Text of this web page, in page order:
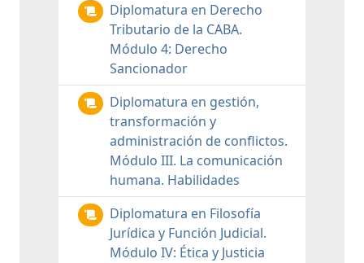
Diplomatura en Derecho
Tributario de la CABA.
Módulo 4: Derecho
Sancionador
Diplomatura en gestión,
transformación y
administración de conflictos.
Módulo III. La comunicación
humana. Habilidades
Diplomatura en Filosofía
Jurídica y Función Judicial.
Módulo IV: Ética y Justicia